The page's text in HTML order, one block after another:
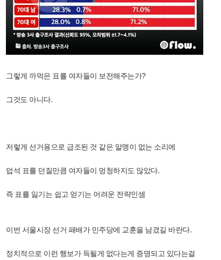
그렇게 까먹은 표를 여자들이 보전해주는가?
그것도 아니다.
저렇게 선거용으로 급조된 것 같은 알맹이 없는 소리에
덥석 표를 던질만큼 여자들이 멍청하지도 않았다.
즉 표를 잃기는 쉽고 얻기는 어려운 전략인셈
이번 서울시장 선거 패배가 민주당에 교훈을 남겼길 바란다.
정치적으로 이런 행보가 득될게 없다는게 증명되고 있다는걸